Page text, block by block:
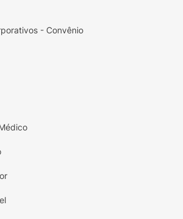
Muito mais crocante
por dentro, derretendo
uma crocância leve e
para levar na bolsa,
- Convênio